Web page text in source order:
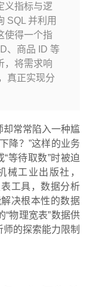
义指标与逻
SQL 并利用
使得一个指
、商品 ID 等
，将需求响
真正实现分
常常陷入一种尴
降？”这样的业务
等待取数”时被迫
械工业出版社，
工具，数据分析
决根本性的数据
物理宽表”数据供
的探索能力限制